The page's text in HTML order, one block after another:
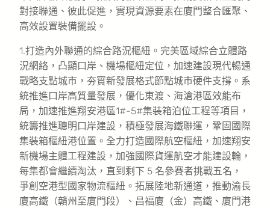
對接聯通、彼此促進，實現資源要素在廈門整合匯聚、
高效設置裝備擺設。
1.打造內外聯通的綜合路況樞紐。完美區域綜合立體路
況網絡，凸顯口岸、機場樞紐定位，加速建設現代暢通
戰略支點城市，夯實新發展格式節點城市硬件支撐。系
統推進口岸高質量發展，優化東渡、海滄港區效能布
局，加速推進翔安港區1#-5#集裝箱泊位工程等項目，
統籌推進聰明口岸建設，積極發展海鐵聯運，鞏固國際
集裝箱樞紐港位置。全力打造國際航空樞紐，加速翔安
新機場主體工程建設，加強國際貨運航空才能建設輪，
每集都會繼續淘汰，直到剩下 5 名參賽者挑戰五名，
爭創空港型國家物流樞紐。拓展陸地新通道，推動渝長
廈高鐵（贛州至廈門段）、昌福廈（金）高鐵、廈門港